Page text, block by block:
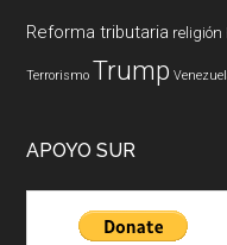
Reforma tributaria religión
Terrorismo Trump
APOYO SUR